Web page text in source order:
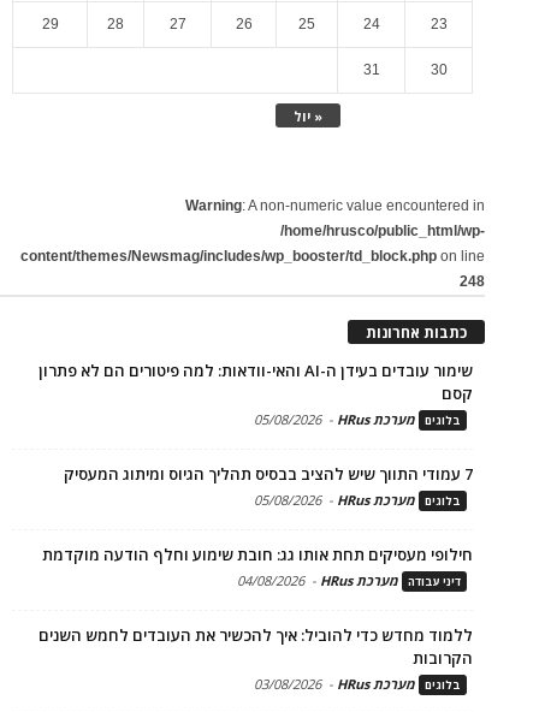
« יול
23
24
25
26
27
28
29
30
31
Warning: A non-numeric value encountered in
/home/hrusco/public_html/wp-
content/themes/Newsmag/includes/wp_booster/td_block.php on line
248
כתבות אחרונות
שימור עובדים בעידן ה-AI והאי-וודאות: למה פיטורים הם לא פתרון
קסם
בלוגים מערכת HRus -
05/08/2026
7 עמודי התווך שיש להציב בבסיס תהליך הגיוס ומיתוג המעסיק
בלוגים מערכת HRus -
05/08/2026
חילופי מעסיקים תחת אותו גג: חובת שימוע וחלף הודעה מוקדמת
דיני עבודה מערכת HRus -
04/08/2026
ללמוד מחדש כדי להוביל: איך להכשיר את העובדים לחמש השנים
הקרובות
בלוגים מערכת HRus -
03/08/2026